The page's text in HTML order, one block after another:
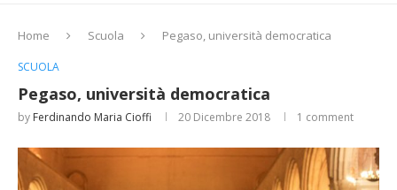
Home Scuola Pegaso, università democratica
SCUOLA
Pegaso, università democratica
by Ferdinando Maria Cioffi 20 Dicembre 2018 1 comment